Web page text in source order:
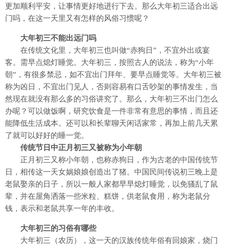
更加顺利平安，让事情更好地进行下去。那么大年初三适合出远
门吗，在这一天里又有怎样的风俗习惯呢？
大年初三不能出远门吗
在传统文化里，大年初三也叫做“赤狗日”，不宜外出或宴
客。需早点熄灯睡觉。大年初三，按照古人的说法，称为“小年
朝”，有很多禁忌，如不宜出门拜年、要早点睡觉等。大年初三被
称为凶日，不宜出门见人，否则容易有口舌吵架的事情发生，当
然现在就没有那么多的习俗讲究了。那么，大年初三不出门怎么
办呢？可以做饭啊，研究饮食是一件非常有意思的事情，而且还
能降低生活成本。还可以和长辈聊天闲话家常，再加上前几天累
了就可以好好的睡一觉。
传统节日中正月初三又被称为小年朝
正月初三又称小年朝，也称赤狗日，作为古老的中国传统节
日，相传这一天女娲娘娘创造出了猪。中国民间传说初三晚上是
老鼠娶亲的日子，所以一般人家都早早熄灯睡觉，以免骚乱了鼠
辈，并在屋角洒落一些米粒、糕饼，供老鼠食用，称为老鼠分
钱，表示和老鼠共享一年的丰收。
大年初三的习俗有哪些
大年初三（农历），这一天的汉族传统年俗有回娘家，烧门